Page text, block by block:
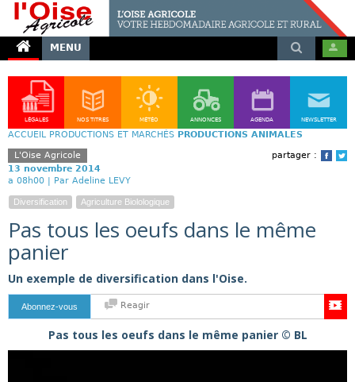
MENU
LÉGALES NOS TITRES MÉTÉO ANNONCES AGENDA NEWSLETTER
ACCUEIL PRODUCTIONS ET MARCHÉS PRODUCTIONS ANIMALES
partager :
L'Oise Agricole
13 novembre 2014
a 08h00 | Par Adeline LEVY
Diversification Agriculture Biolologique
Pas tous les oeufs dans le même
panier
Un exemple de diversification dans l'Oise.
Abonnez-vous Reagir
Pas tous les oeufs dans le même panier © BL